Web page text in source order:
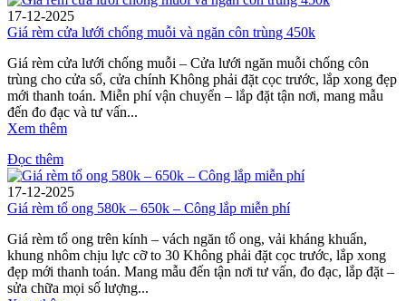
17-12-2025
Giá rèm cửa lưới chống muỗi và ngăn côn trùng 450k
Giá rèm cửa lưới chống muỗi – Cửa lưới ngăn muỗi chống côn
trùng cho cửa sổ, cửa chính Không phải đặt cọc trước, lắp xong đẹp
mới thanh toán. Miễn phí vận chuyển – lắp đặt tận nơi, mang mẫu
đến đo đạc và tư vấn...
Xem thêm
Đọc thêm
17-12-2025
Giá rèm tổ ong 580k – 650k – Công lắp miễn phí
Giá rèm tổ ong trên kính – vách ngăn tổ ong, vải kháng khuẩn,
khung nhôm chịu lực cỡ to 30 Không phải đặt cọc trước, lắp xong
đẹp mới thanh toán. Mang mẫu đến tận nơi tư vấn, đo đạc, lắp đặt –
sửa chữa mọi số lượng...